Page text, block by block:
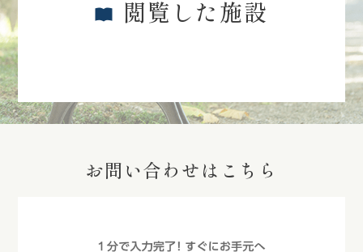
閲覧した施設
お問い合わせはこちら